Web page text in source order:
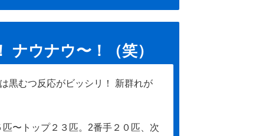
ナウナウ〜！（笑）
黒むつ反応がビッシリ！ 新群れが
〜トップ２３匹。2番手２０匹、次